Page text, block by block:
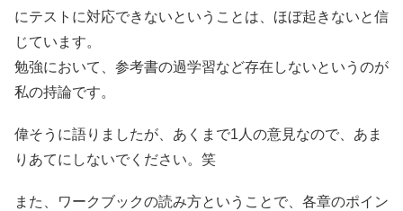
にテストに対応できないということは、ほぼ起きないと信
じています。
勉強において、参考書の過学習など存在しないというのが
私の持論です。
偉そうに語りましたが、あくまで1人の意見なので、あま
りあてにしないでください。笑
また、ワークブックの読み方ということで、各章のポイン